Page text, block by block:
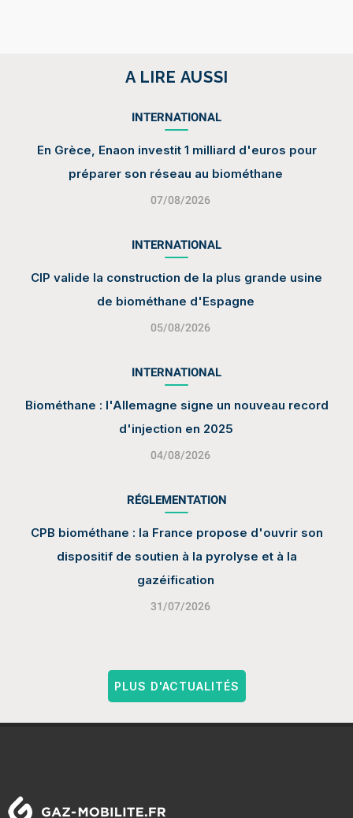
A LIRE AUSSI
INTERNATIONAL
En Grèce, Enaon investit 1 milliard d'euros pour
préparer son réseau au biométhane
07/08/2026
INTERNATIONAL
CIP valide la construction de la plus grande usine
de biométhane d'Espagne
05/08/2026
INTERNATIONAL
Biométhane : l'Allemagne signe un nouveau record
d'injection en 2025
04/08/2026
RÉGLEMENTATION
CPB biométhane : la France propose d'ouvrir son
dispositif de soutien à la pyrolyse et à la
gazéification
31/07/2026
PLUS D'ACTUALITÉS